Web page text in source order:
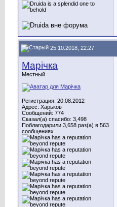
25.10.2018, 22:27
Марічка
Местный
Регистрация: 20.08.2012
Адрес: Харьков
Сообщений: 774
Сказал(а) спасибо: 3,498
Поблагодарили 3,658 раз(а) в 563
сообщениях